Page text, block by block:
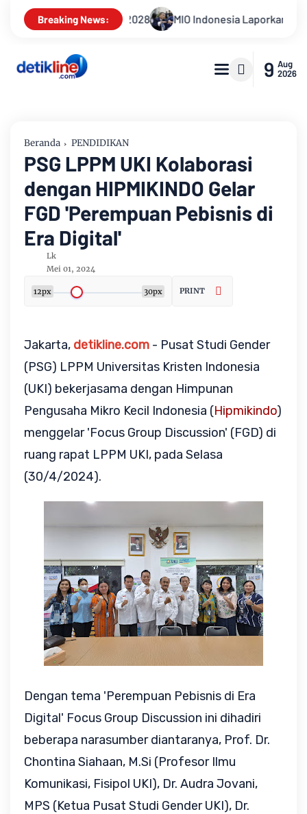
Breaking News:
MIO Indonesia Laporkan Hotman Paris ke Polda Metro Jaya
9 Aug
2026
Beranda PENDIDIKAN
PSG LPPM UKI Kolaborasi
dengan HIPMIKINDO Gelar
FGD 'Perempuan Pebisnis di
Era Digital'
Lk
Mei 01, 2024
12px 30px PRINT
Jakarta, detikline.com - Pusat Studi Gender
(PSG) LPPM Universitas Kristen Indonesia
(UKI) bekerjasama dengan Himpunan
Pengusaha Mikro Kecil Indonesia (Hipmikindo)
menggelar 'Focus Group Discussion' (FGD) di
ruang rapat LPPM UKI, pada Selasa
(30/4/2024).
Dengan tema 'Perempuan Pebisnis di Era
Digital' Focus Group Discussion ini dihadiri
beberapa narasumber diantaranya, Prof. Dr.
Chontina Siahaan, M.Si (Profesor Ilmu
Komunikasi, Fisipol UKI), Dr. Audra Jovani,
MPS (Ketua Pusat Studi Gender UKI), Dr.